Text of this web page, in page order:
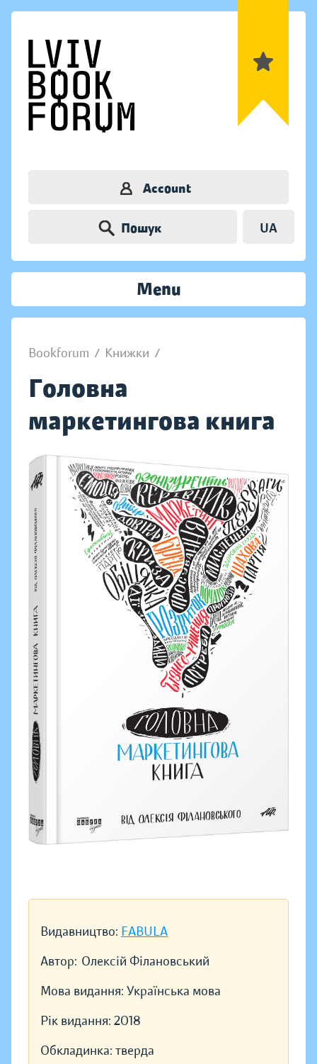
Account
Пошук UA
Menu
Bookforum / Книжки /
Головна
маркетингова книга
Видавництво: FABULA
Автор: Олексій Філановський
Мова видання: Українська мова
Рік видання: 2018
Обкладинка: тверда